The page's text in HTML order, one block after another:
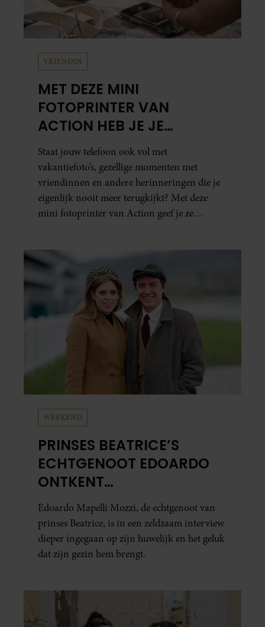
VRIENDIN
MET DEZE MINI
FOTOPRINTER VAN
ACTION HEB JE JE
FAVORIETE FOTO’S BINNEN
ÉÉN MINUUT IN HANDEN
Staat jouw telefoon ook vol met
vakantiefoto’s, gezellige momenten met
vriendinnen en andere herinneringen die je
eigenlijk nooit meer terugkijkt? Met deze
mini fotoprinter van Action geef je ze
al in handen.
WEEKEND
PRINSES BEATRICE’S
ECHTGENOOT EDOARDO
ONTKENT
HUWELIJKSPROBLEMEN
Edoardo Mapelli Mozzi, de echtgenoot van
prinses Beatrice, is in een zeldzaam interview
dieper ingegaan op zijn huwelijk en het geluk
dat zijn gezin hem brengt.